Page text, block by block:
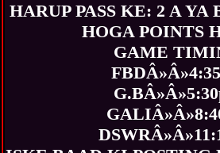
HARUP PASS KE: 2 A
HOGA POINTS
GAME